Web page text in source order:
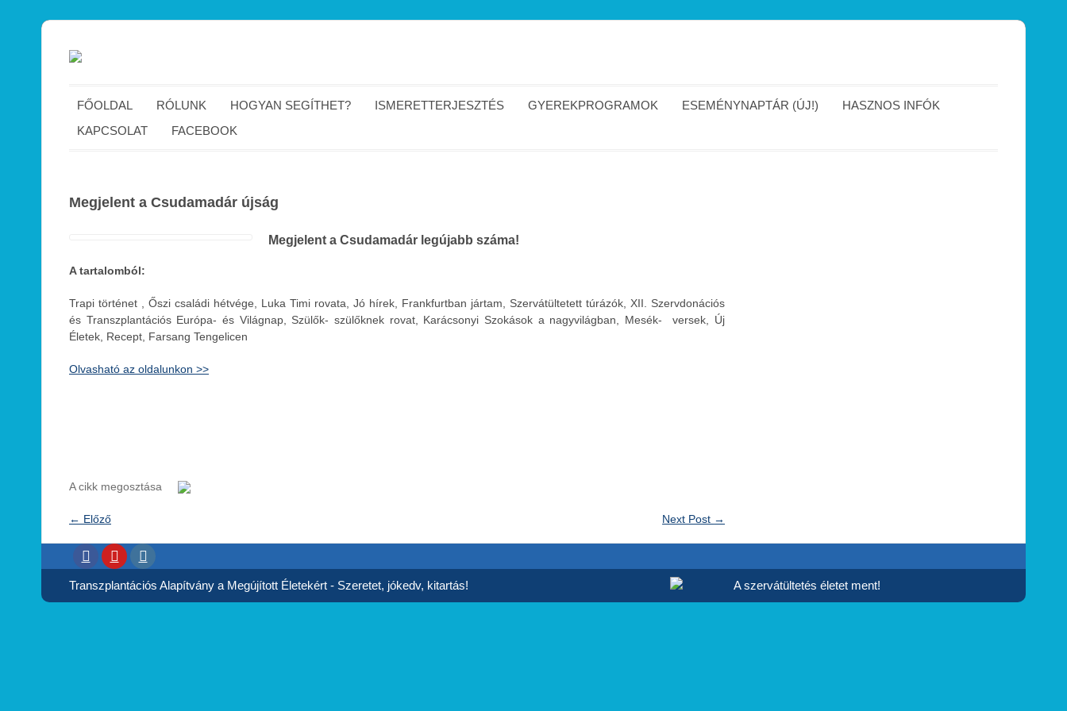
FŐOLDAL RÓLUNK HOGYAN SEGÍTHET? ISMERETTERJESZTÉS GYEREKPROGRAMOK ESEMÉNYNAPTÁR (ÚJ!)
HASZNOS INFÓK
KAPCSOLAT
FACEBOOK
Megjelent a Csudamadár újság
Megjelent a Csudamadár legújabb száma!
A tartalomból:
Trapi történet , Őszi családi hétvége, Luka Timi rovata, Jó hírek, Frankfurtban jártam, Szervátültetett túrázók, XII. Szervdonációs
és Transzplantációs Európa- és Világnap, Szülők- szülőknek rovat, Karácsonyi Szokások a nagyvilágban, Mesék- versek, Új
Életek, Recept, Farsang Tengelicen
Olvasható az oldalunkon >>
A cikk megosztása
← Előző Next Post →
Transzplantációs Alapítvány a Megújított Életekért - Szeretet, jókedv, kitartás! A szervátültetés életet ment!